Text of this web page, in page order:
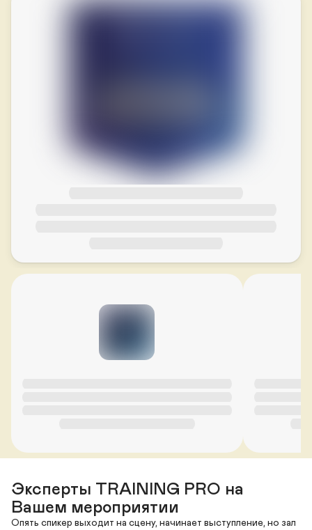
Эксперты TRAINING PRO на
Вашем мероприятии
Опять спикер выходит на сцену, начинает выступление, но зал